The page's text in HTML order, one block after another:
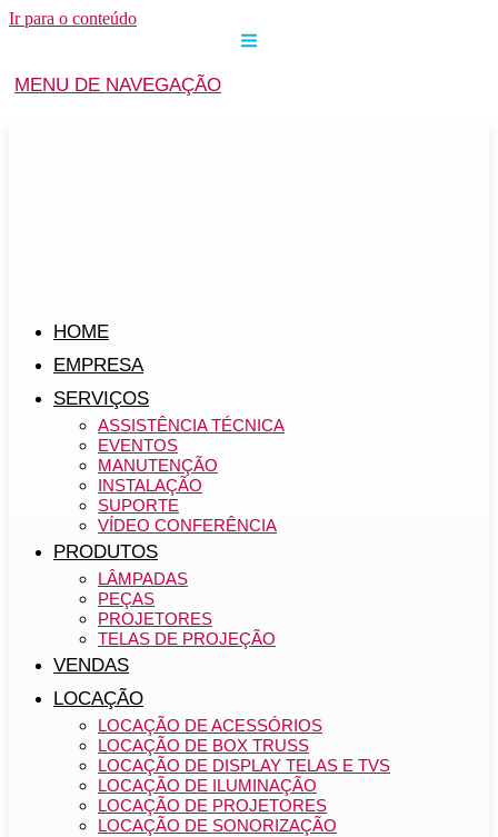
Ir para o conteúdo
MENU DE NAVEGAÇÃO
HOME
EMPRESA
SERVIÇOS
ASSISTÊNCIA TÉCNICA
EVENTOS
MANUTENÇÃO
INSTALAÇÃO
SUPORTE
VÍDEO CONFERÊNCIA
PRODUTOS
LÂMPADAS
PEÇAS
PROJETORES
TELAS DE PROJEÇÃO
VENDAS
LOCAÇÃO
LOCAÇÃO DE ACESSÓRIOS
LOCAÇÃO DE BOX TRUSS
LOCAÇÃO DE DISPLAY TELAS E TVS
LOCAÇÃO DE ILUMINAÇÃO
LOCAÇÃO DE PROJETORES
LOCAÇÃO DE SONORIZAÇÃO